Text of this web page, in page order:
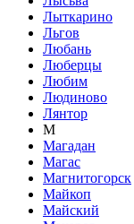
Лыткарино
Льгов
Любань
Люберцы
Любим
Людиново
Лянтор
М
Магадан
Магас
Магнитогорск
Майкоп
Майский